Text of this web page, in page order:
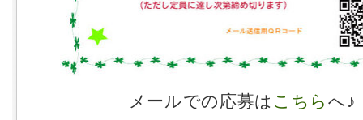
メールでの応募は こちら へ♪